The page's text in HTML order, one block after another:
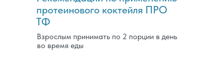
протеинового коктейля ПРО
ТФ
Взрослым принимать по 2 порции в день
во время еды